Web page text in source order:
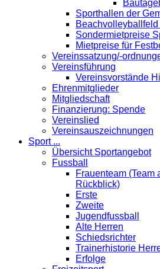
Sporthallen der
Sondermietpreise
Mietpreise für
Vereinssatzung/-
Vereinsführung
Vereinsvorstände
Ehrenmitglieder
Mitgliedschaft
Finanzierung: Spende
Vereinslied
Vereinsauszeichnungen
Sport ...
Übersicht Sportangebot
Fussball
Frauenteam (Team
Rückblick)
Erste
Zweite
Jugendfussball
Alte Herren
Schiedsrichter
Trainerhistorie
Erfolge